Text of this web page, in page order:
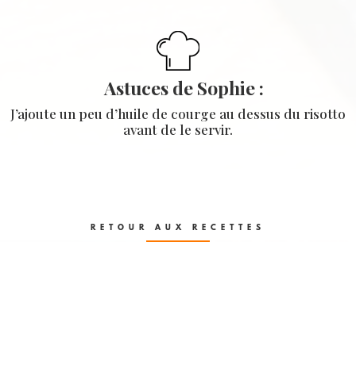
Astuces de Sophie :
J’ajoute un peu d’huile de courge au dessus du risotto
avant de le servir.
RETOUR AUX RECETTES